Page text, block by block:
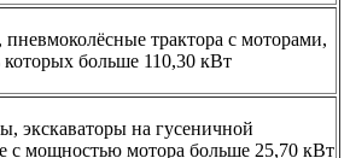
пневмоколёсные трактора с моторами,
больше 110,30 кВт
экскаваторы на гусеничной
с мощностью мотора больше 25,70 кВт